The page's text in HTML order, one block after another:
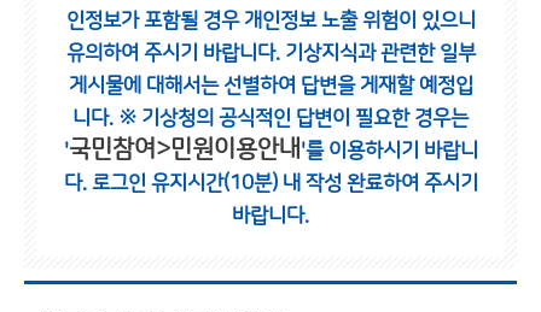
인정보가 포함될 경우 개인정보 노출 위험이 있으니
유의하여 주시기 바랍니다. 기상지식과 관련한 일부
게시물에 대해서는 선별하여 답변을 게재할 예정입
니다. ※ 기상청의 공식적인 답변이 필요한 경우는
'국민참여>민원이용안내 '를 이용하시기 바랍니
다. 로그인 유지시간(10분) 내 작성 완료하여 주시기
바랍니다.